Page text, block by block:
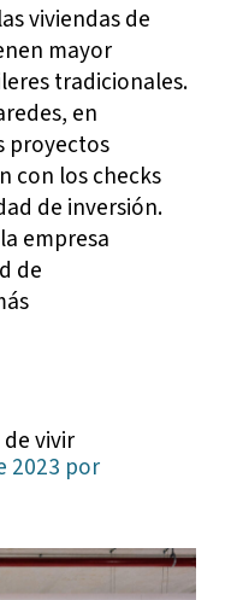
viviendas de
mayor
tradicionales.
en
proyectos
con los checks
de inversión.
empresa
de
vivir
2023 por